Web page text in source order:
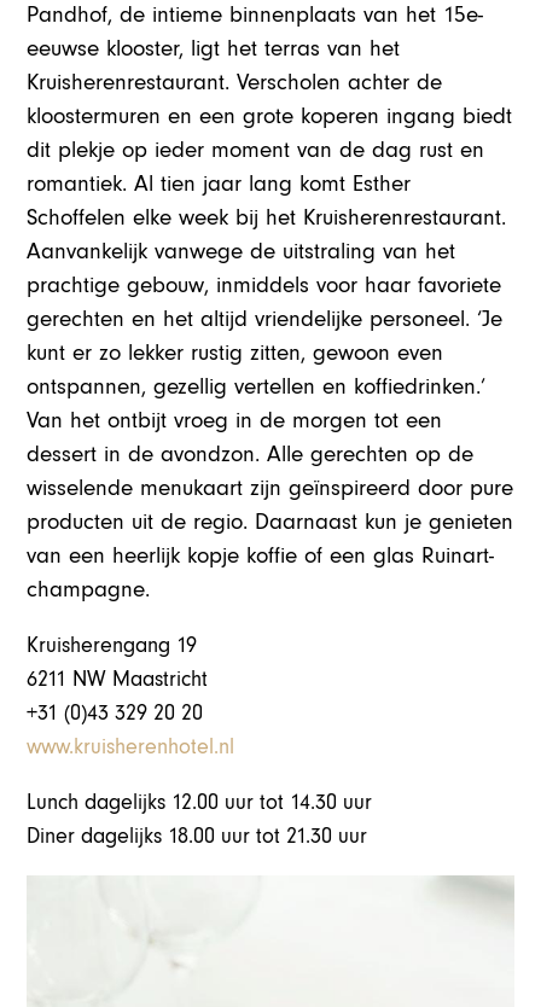
Pandhof, de intieme binnenplaats van het 15e-
eeuwse klooster, ligt het terras van het
Kruisherenrestaurant. Verscholen achter de
kloostermuren en een grote koperen ingang biedt
dit plekje op ieder moment van de dag rust en
romantiek. Al tien jaar lang komt Esther
Schoffelen elke week bij het Kruisherenrestaurant.
Aanvankelijk vanwege de uitstraling van het
prachtige gebouw, inmiddels voor haar favoriete
gerechten en het altijd vriendelijke personeel. ‘Je
kunt er zo lekker rustig zitten, gewoon even
ontspannen, gezellig vertellen en koffiedrinken.’
Van het ontbijt vroeg in de morgen tot een
dessert in de avondzon. Alle gerechten op de
wisselende menukaart zijn geïnspireerd door pure
producten uit de regio. Daarnaast kun je genieten
van een heerlijk kopje koffie of een glas Ruinart-
champagne.
Kruisherengang 19
6211 NW Maastricht
+31 (0)43 329 20 20
www.kruisherenhotel.nl
Lunch dagelijks 12.00 uur tot 14.30 uur
Diner dagelijks 18.00 uur tot 21.30 uur